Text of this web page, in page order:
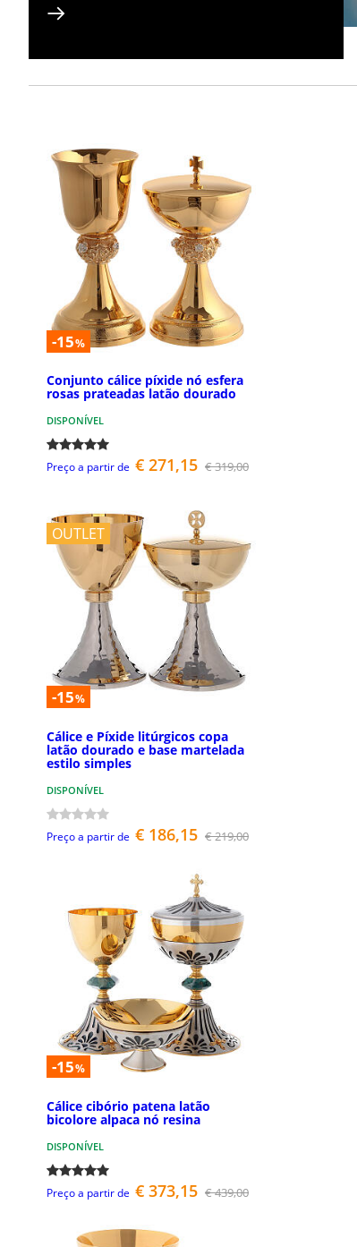
-15%
Conjunto cálice píxide nó esfera
rosas prateadas latão dourado
DISPONÍVEL
Preço a partir de € 271,15 € 319,00
OUTLET
-15%
Cálice e Píxide litúrgicos copa
latão dourado e base martelada
estilo simples
DISPONÍVEL
Preço a partir de € 186,15 € 219,00
-15%
Cálice cibório patena latão
bicolore alpaca nó resina
DISPONÍVEL
Preço a partir de € 373,15 € 439,00